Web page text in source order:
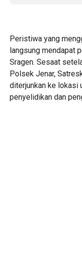
Peristiwa yang
langsung mendapat
Sragen. Sesaat
Polsek Jenar,
diterjunkan ke lokasi
penyelidikan dan